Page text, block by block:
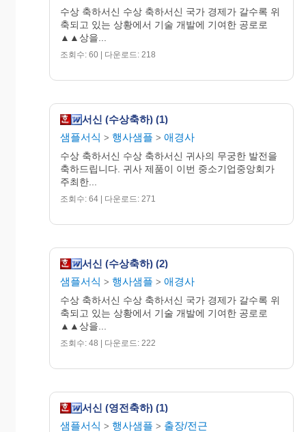
수상 축하서신 수상 축하서신 국가 경제가 갈수록 위
축되고 있는 상황에서 기술 개발에 기여한 공로로
▲▲상을...
조회수: 60 | 다운로드: 218
서신 (수상축하) (1)
샘플서식 > 행사샘플 > 애경사
수상 축하서신 수상 축하서신 귀사의 무궁한 발전을
축하드립니다. 귀사 제품이 이번 중소기업중앙회가
주최한...
조회수: 64 | 다운로드: 271
서신 (수상축하) (2)
샘플서식 > 행사샘플 > 애경사
수상 축하서신 수상 축하서신 국가 경제가 갈수록 위
축되고 있는 상황에서 기술 개발에 기여한 공로로
▲▲상을...
조회수: 48 | 다운로드: 222
서신 (영전축하) (1)
샘플서식 > 행사샘플 > 출장/전근